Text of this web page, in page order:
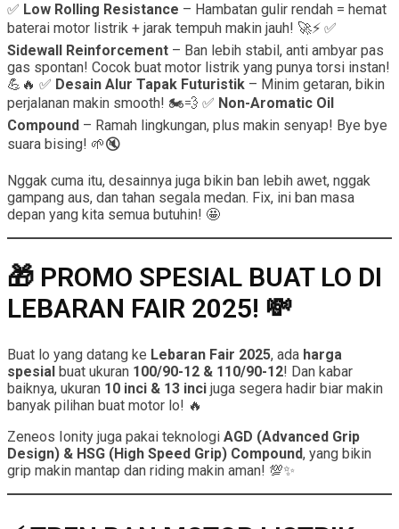
✅ Low Rolling Resistance – Hambatan gulir rendah = hemat
baterai motor listrik + jarak tempuh makin jauh! 🚀⚡ ✅
Sidewall Reinforcement – Ban lebih stabil, anti ambyar pas
gas spontan! Cocok buat motor listrik yang punya torsi instan!
💪🔥 ✅ Desain Alur Tapak Futuristik – Minim getaran, bikin
perjalanan makin smooth! 🏍️💨 ✅ Non-Aromatic Oil
Compound – Ramah lingkungan, plus makin senyap! Bye bye
suara bising! 🌱🔇
Nggak cuma itu, desainnya juga bikin ban lebih awet, nggak
gampang aus, dan tahan segala medan. Fix, ini ban masa
depan yang kita semua butuhin! 🤩
🎁 PROMO SPESIAL BUAT LO DI
LEBARAN FAIR 2025! 💸
Buat lo yang datang ke Lebaran Fair 2025, ada harga
spesial buat ukuran 100/90-12 & 110/90-12! Dan kabar
baiknya, ukuran 10 inci & 13 inci juga segera hadir biar makin
banyak pilihan buat motor lo! 🔥
Zeneos Ionity juga pakai teknologi AGD (Advanced Grip
Design) & HSG (High Speed Grip) Compound, yang bikin
grip makin mantap dan riding makin aman! 💯✨